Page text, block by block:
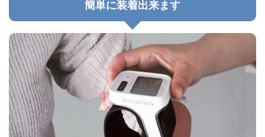
簡単に装着出来ます